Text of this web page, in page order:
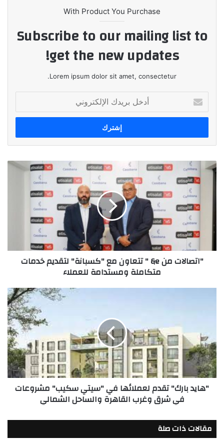
With Product You Purchase
Subscribe to our mailing list to
get the new updates!
Lorem ipsum dolor sit amet, consectetur.
بريدك
الإلكتروني
"اتصالات
من
تتعاون
"كسبانة"
لتقديم
خدمات
متكاملة
"اتصالات من e& " تتعاون مع "كسبانة" لتقديم خدمات
متكاملة ومستدامة للعملاء
"سيتي
سكيب"
مشروعات
في
شرق
والساحل
الشمالي
"هايد بارك" تقدم لعملائها في "سيتي سكيب" مشروعات
في شرق وغرب القاهرة والساحل الشمالي
مقالات ذات صلة